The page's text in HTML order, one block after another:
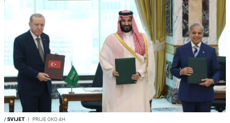
/SVIJET I PRIJE OKO 4H